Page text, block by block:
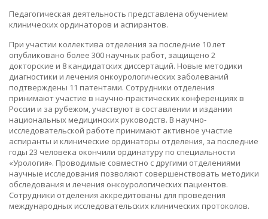
Педагогическая деятельность представлена обучением
клинических ординаторов и аспирантов.
При участии коллектива отделения за последние 10 лет
опубликовано более 300 научных работ, защищено 2
докторские и 8 кандидатских диссертаций. Новые методики
диагностики и лечения онкоурологических заболеваний
подтверждены 11 патентами. Сотрудники отделения
принимают участие в научно-практических конференциях в
России и за рубежом, участвуют в составлении и издании
национальных медицинских руководств. В научно-
исследовательской работе принимают активное участие
аспиранты и клинические ординаторы отделения, за последние
годы 23 человека окончили ординатуру по специальности
«Урология». Проводимые совместно с другими отделениями
научные исследования позволяют совершенствовать методики
обследования и лечения онкоурологических пациентов.
Сотрудники отделения аккредитованы для проведения
международных исследовательских клинических протоколов.